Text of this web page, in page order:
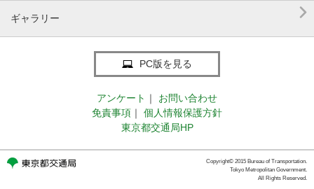
ギャラリー 
PC版を見る
アンケート ｜
お問い合わせ
免責事項 ｜
個人情報保護方針
東京都交通局HP
Copyright© 2015 Bureau of Transportation.
Tokyo Metropolitan Government.
All Rights Reserved.